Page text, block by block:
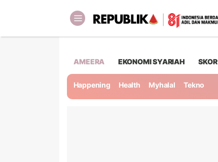
AMEERA EKONOMI SYARIAH SKOR
Happening Health Myhalal Tekno